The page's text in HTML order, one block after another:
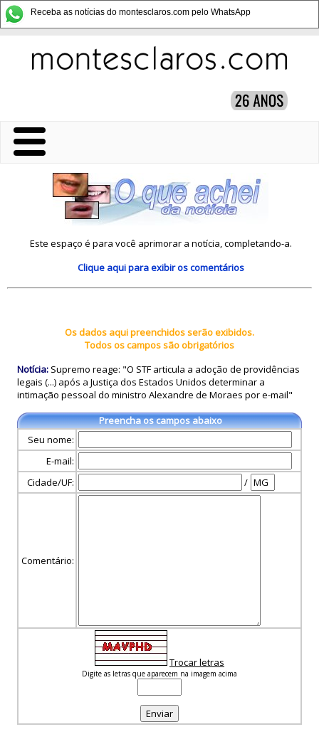
Receba as notícias do montesclaros.com pelo WhatsApp
Este espaço é para você aprimorar a notícia, completando-a.
Clique aquipara exibir os comentários
Os dados aqui preenchidos serão exibidos.
Todos os campos são obrigatórios
Notícia: Supremo reage: "O STF articula a adoção de providências
legais (...) após a Justiça dos Estados Unidos determinar a
intimação pessoal do ministro Alexandre de Moraes por e-mail"
Preencha os campos abaixo
Seu nome:
E-mail:
Cidade/UF:
/
Comentário:
Trocar letras
Digite as letras que aparecem na imagem acima